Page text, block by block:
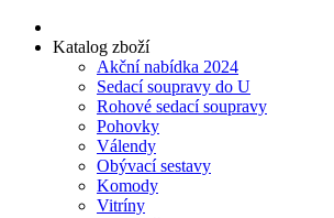
Katalog zboží
Akční nabídka 2024
Sedací soupravy do U
Rohové sedací soupravy
Pohovky
Válendy
Obývací sestavy
Komody
Vitríny